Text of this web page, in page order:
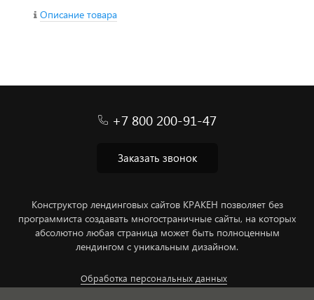
Описание товара
+7 800 200-91-47
Заказать звонок
Конструктор лендинговых сайтов КРАКЕН позволяет без
программиста создавать многостраничные сайты, на которых
абсолютно любая страница может быть полноценным
лендингом с уникальным дизайном.
Обработка персональных данных